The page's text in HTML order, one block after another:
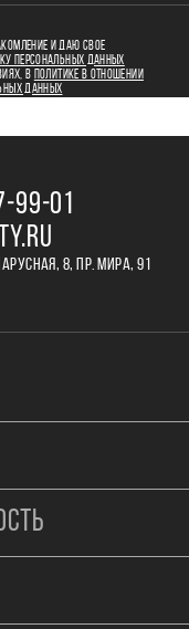
И ДАЮ СВОЕ
ПЕРСОНАЛЬНЫХ ДАННЫХ
В
ПОЛИТИКЕ В ОТНОШЕНИИ
ДАННЫХ
8, ПР. МИРА, 91